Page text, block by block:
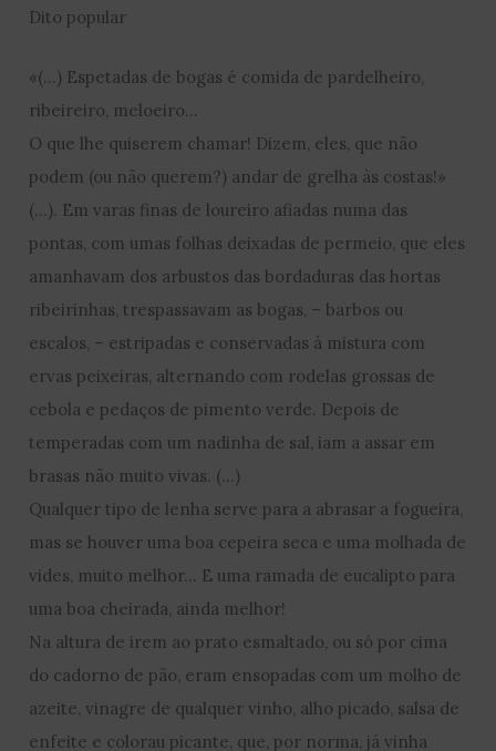
Dito popular
«(…) Espetadas de bogas é comida de pardelheiro,
ribeireiro, meloeiro…
O que lhe quiserem chamar! Dizem, eles, que não
podem (ou não querem?) andar de grelha às costas!»
(…). Em varas finas de loureiro afiadas numa das
pontas, com umas folhas deixadas de permeio, que eles
amanhavam dos arbustos das bordaduras das hortas
ribeirinhas, trespassavam as bogas, – barbos ou
escalos, – estripadas e conservadas à mistura com
ervas peixeiras, alternando com rodelas grossas de
cebola e pedaços de pimento verde. Depois de
temperadas com um nadinha de sal, iam a assar em
brasas não muito vivas. (…)
Qualquer tipo de lenha serve para a abrasar a fogueira,
mas se houver uma boa cepeira seca e uma molhada de
vides, muito melhor… E uma ramada de eucalipto para
uma boa cheirada, ainda melhor!
Na altura de irem ao prato esmaltado, ou só por cima
do cadorno de pão, eram ensopadas com um molho de
azeite, vinagre de qualquer vinho, alho picado, salsa de
enfeite e colorau picante, que, por norma, já vinha